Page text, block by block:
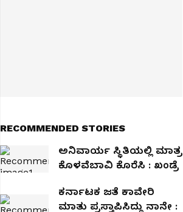
RECOMMENDED STORIES
ಅನಿವಾರ್ಯ ಸ್ಥಿತಿಯಲ್ಲಿ ಮಾತ್ರ
ಕೊಳವೆಬಾವಿ ಕೊರೆಸಿ : ಖಂಡ್ರೆ
ಕರ್ನಾಟಕ ಜತೆ ಕಾವೇರಿ
ಮಾತು ಪ್ರಸ್ತಾಪಿಸಿದ್ದು ನಾನೇ :